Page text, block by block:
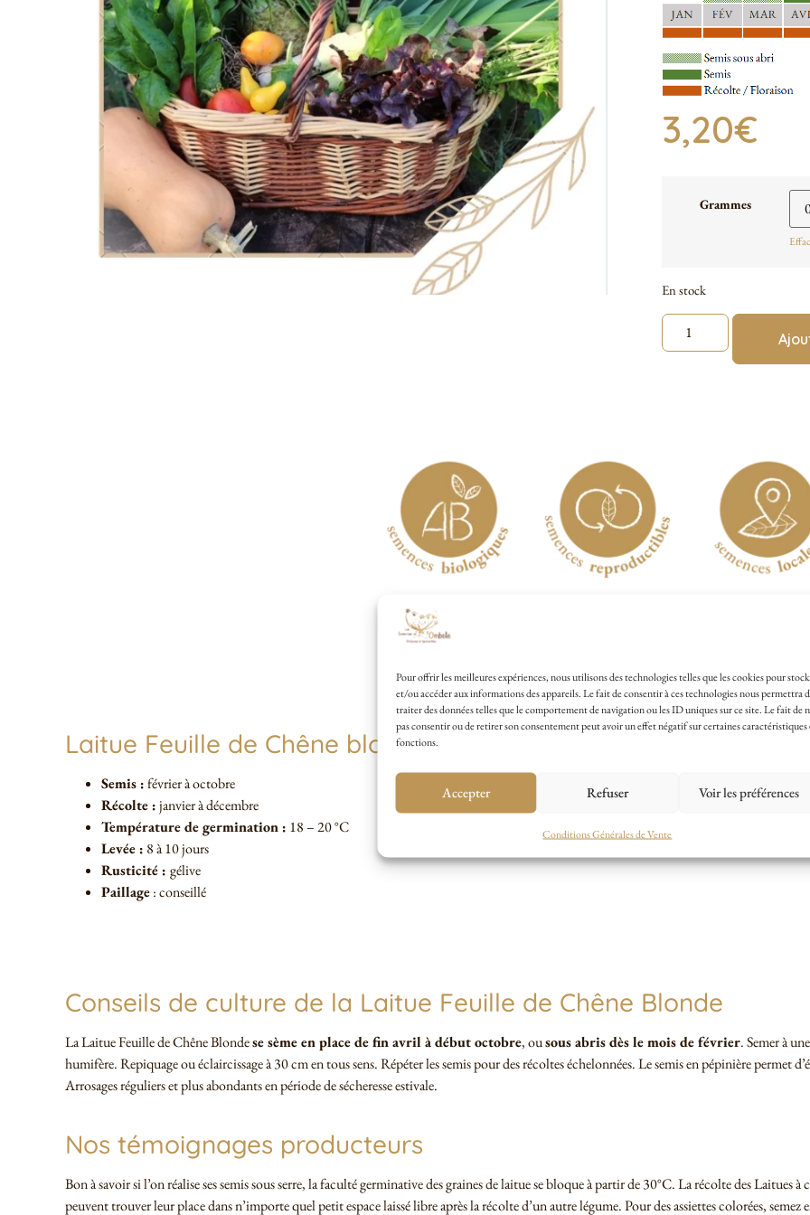
Pour offrir les meilleures expériences, nous utilisons des technologies telles que les cookies pour
et/ou accéder aux informations des appareils. Le fait de consentir à ces technologies nous permettra
traiter des données telles que le comportement de navigation ou les ID uniques sur ce site. Le fait de
pas consentir ou de retirer son consentement peut avoir un effet négatif sur certaines caractéristiques
fonctions.
Accepter Refuser Voir les préférences
Conditions Générales de Vente
3,20€
Grammes
En stock
Laitue Feuille de Chêne blonde en bref
Semis :février à octobre
Récolte :janvier à décembre
Température de germination : 18 – 20 °C
Levée : 8 à 10 jours
Rusticité : gélive
Paillage: conseillé
Conseils de culture de la Laitue Feuille de Chêne Blonde
La Laitue Feuille de Chêne Blondese sème en place de fin avril à début octobre, ousous abris dès le mois de février. Semer à
humifère. Repiquage ou éclaircissage à 30 cm en tous sens. Répéter les semis pour des récoltes échelonnées. Le semis en pépinière permet
Arrosages réguliers et plus abondants en période de sécheresse estivale.
Nos témoignages producteurs
Bon à savoir si l’on réalise ses semis sous serre, la faculté germinative des graines de laitue se bloque à partir de 30°C. La récolte des
peuvent trouver leur place dans n’importe quel petit espace laissé libre après la récolte d’un autre légume. Pour des assiettes colorées, semez